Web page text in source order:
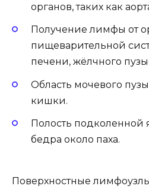
органов, таких как
Получение лимфы от
пищеварительной
печени, жёлчного
Область мочевого
кишки.
Полость подколенной
бедра около паха.
Поверхностные